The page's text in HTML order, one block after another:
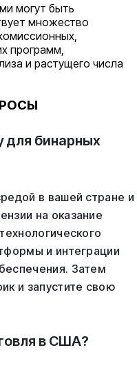
могут быть
множество
программ,
и растущего числа
для бинарных
в вашей стране и
на оказание
и интеграции
Затем
и запустите свою
в США?